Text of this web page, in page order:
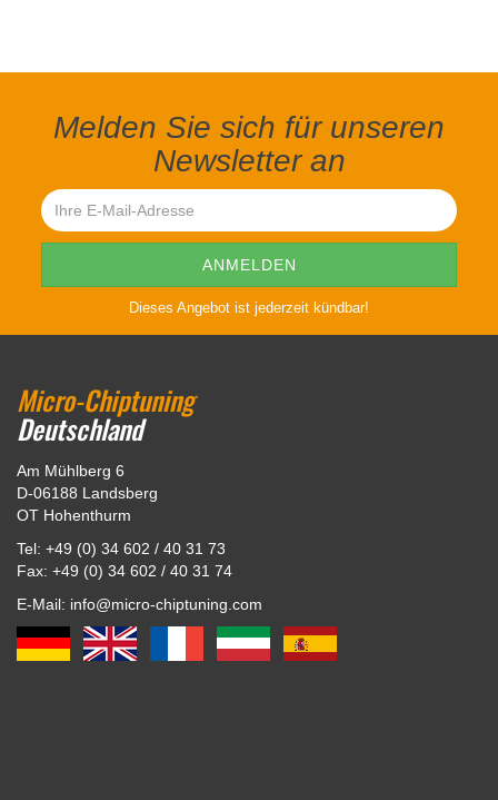
Melden Sie sich für unseren
Newsletter an
Dieses Angebot ist jederzeit kündbar!
Micro-Chiptuning
Deutschland
Am Mühlberg 6
D-06188 Landsberg
OT Hohenthurm
Tel: +49 (0) 34 602 / 40 31 73
Fax: +49 (0) 34 602 / 40 31 74
E-Mail: info@micro-chiptuning.com